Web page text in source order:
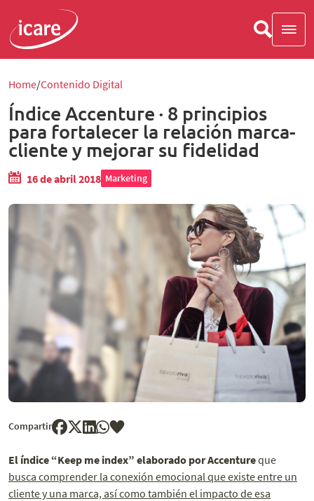
Home Contenido Digital
Índice Accenture · 8 principios
para fortalecer la relación marca-
cliente y mejorar su fidelidad
16 de abril 2018 Marketing
Compartir
El índice “Keep me index” elaborado por Accentureque
busca comprender la conexión emocional que existe entre un
cliente y una marca, así como también el impacto de esa